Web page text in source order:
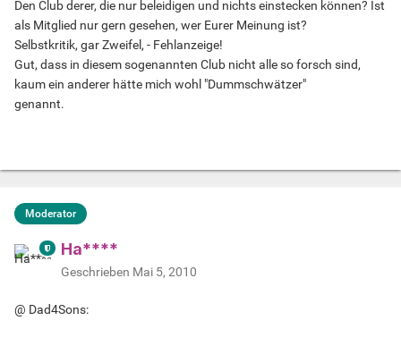
Den Club derer, die nur beleidigen und nichts einstecken können? Ist
als Mitglied nur gern gesehen, wer Eurer Meinung ist?
Selbstkritik, gar Zweifel, - Fehlanzeige!
Gut, dass in diesem sogenannten Club nicht alle so forsch sind,
kaum ein anderer hätte mich wohl "Dummschwätzer"
genannt.
Moderator
Ha****
Geschrieben Mai 5, 2010
@ Dad4Sons: